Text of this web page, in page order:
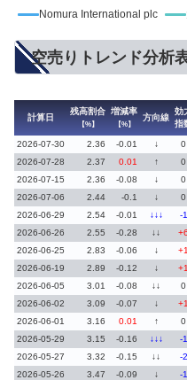
Nomura International plc
空売りトレンド分析
計算日
残高割合
【%】
増減率
【%】
方向線
効
指
2026-07-30
2.36 -0.01 ↓ 0
2026-07-28 2.37 0.01 ↑ 0
2026-07-15 2.36 -0.08 ↓ 0
2026-07-06 2.44 -0.1 ↓ 0
2026-06-29 2.54 -0.01 ↓↓↓ -1
2026-06-26 2.55 -0.28 ↓↓ +6
2026-06-25 2.83 -0.06 ↓ +1
2026-06-19 2.89 -0.12 ↓ +1
2026-06-05 3.01 -0.08 ↓↓ 0
2026-06-02 3.09 -0.07 ↓ +1
2026-06-01 3.16 0.01 ↑ 0
2026-05-29 3.15 -0.16 ↓↓↓ -1
2026-05-27 3.32 -0.15 ↓↓ -2
2026-05-26 3.47 -0.09 ↓ -1